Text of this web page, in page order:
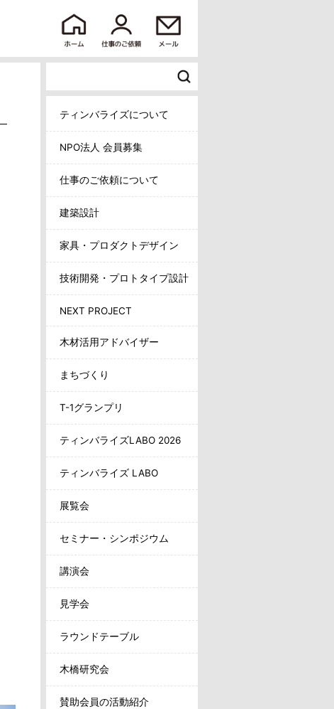
ティンバライズについて
NPO法人 会員募集
仕事のご依頼について
建築設計
家具・プロダクトデザイン
技術開発・プロトタイプ設計
NEXT PROJECT
木材活用アドバイザー
まちづくり
T-1グランプリ
ティンバライズLABO 2026
ティンバライズ LABO
展覧会
セミナー・シンポジウム
講演会
見学会
ラウンドテーブル
木橋研究会
賛助会員の活動紹介